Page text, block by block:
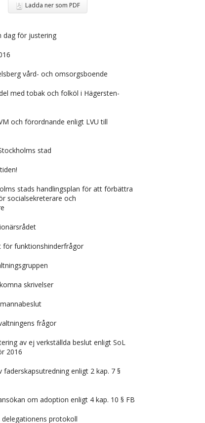
Ladda ner som PDF
dag för justering
vård- och omsorgsboende
med tobak och folköl i Hägersten-
och förordnande enligt LVU till
stad
stads handlingsplan för att förbättra
socialsekreterare och
för funktionshinderfrågor
skrivelser
frågor
av ej verkställda beslut enligt SoL
2016
faderskapsutredning enligt 2 kap. 7 §
om adoption enligt 4 kap. 10 § FB
protokoll